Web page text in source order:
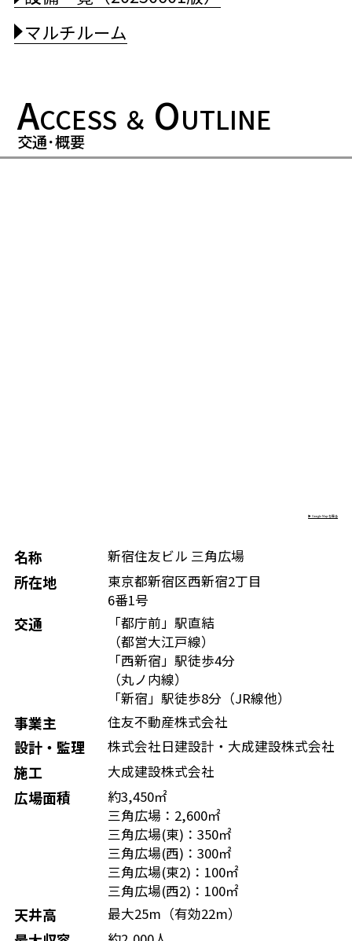
マルチルーム
ACCESS ＆ OUTLINE
交通･概要
▶︎ Google Mapを見る
名称 新宿住友ビル 三角広場
所在地
東京都新宿区西新宿2丁目
6番1号
交通
「都庁前」駅直結
（都営大江戸線）
「西新宿」駅徒歩4分
（丸ノ内線）
「新宿」駅徒歩8分（JR線他）
事業主 住友不動産株式会社
設計・監理 株式会社日建設計・大成建設株式会社
施工 大成建設株式会社
広場面積
約3,450㎡
三角広場：2,600㎡
三角広場(東)：350㎡
三角広場(西)：300㎡
三角広場(東2)：100㎡
三角広場(西2)：100㎡
天井高 最大25m（有効22m）